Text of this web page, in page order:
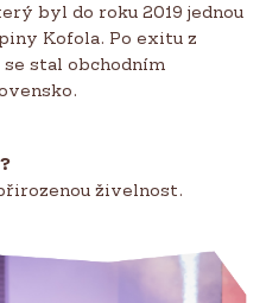
byl do roku 2019 jednou
Kofola. Po exitu z
se stal obchodním
živelnost.